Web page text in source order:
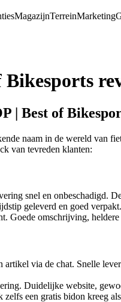
MagazijnTerreinMarketing
| Best of
naam in de wereld van
van tevreden klanten:
snel en onbeschadigd.
geleverd en goed verpakt.
Goede omschrijving,
artikel via de chat. Snelle
Duidelijke website,
een gratis bidon kreeg